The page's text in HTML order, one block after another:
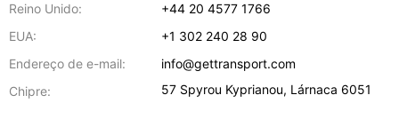
Reino Unido:
+44 20 4577 1766
EUA:
+1 302 240 28 90
Endereço de e-mail:
info@gettransport.com
Chipre:
57 Spyrou Kyprianou, Lárnaca 6051